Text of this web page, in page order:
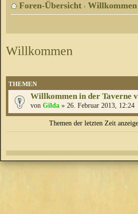
Foren-Übersicht ‹ Willkommen
Willkommen
THEMEN
Willkommen in der Taverne
von Gilda » 26. Februar 2013, 12:24
Themen der letzten Zeit